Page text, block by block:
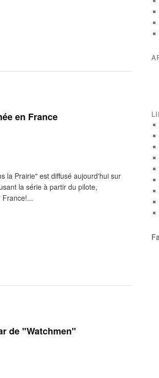
en France
la Prairie" est diffusé aujourd'hui sur
la série à partir du pilote,
France!...
de "Watchmen"